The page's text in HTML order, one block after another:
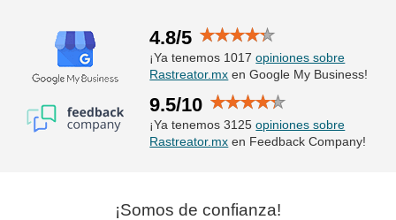
4.8/5
¡Ya tenemos 1017opiniones sobre
Rastreator.mx en Google My Business!
9.5/10
¡Ya tenemos 3125opiniones sobre
Rastreator.mx en Feedback Company!
¡Somos de confianza!